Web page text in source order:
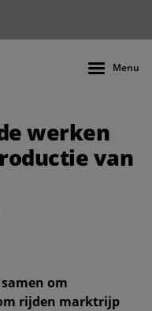
Menu
werken
van
om
rijden marktrijp